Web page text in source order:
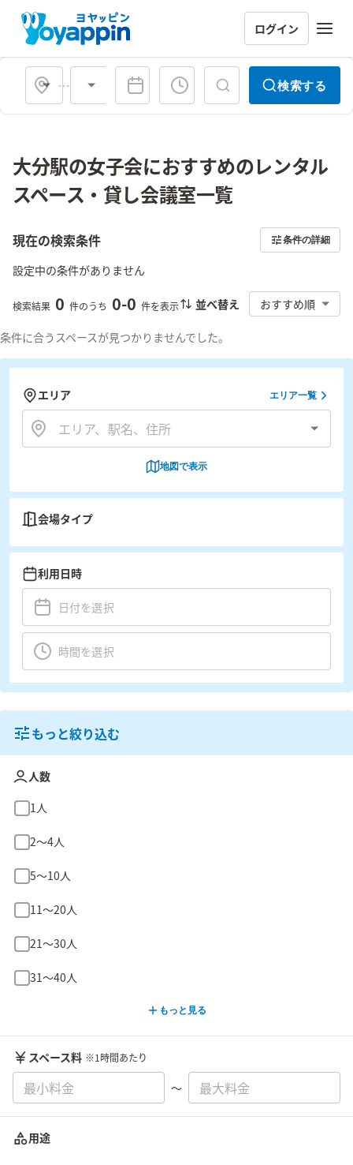
ログイン
会場タイプ 検索する
大分駅の女子会におすすめのレンタル
スペース・貸し会議室一覧
現在の検索条件 条件の詳細
設定中の条件がありません
検索結果 0 件のうち 0-0 件を表示 並べ替え おすすめ順
条件に合うスペースが見つかりませんでした。
エリア エリア一覧
地図で表示
会場タイプ
利用日時
もっと絞り込む
人数
1人
2〜4人
5〜10人
11〜20人
21〜30人
31〜40人
もっと見る
スペース料 ※1時間あたり
〜
用途